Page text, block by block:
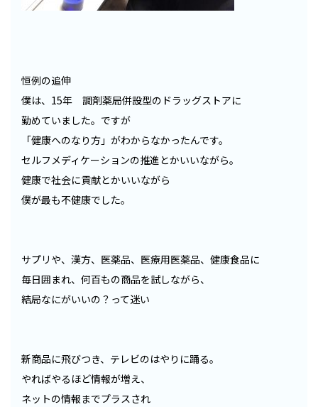
恒例の追伸
僕は、15年 調剤薬局併設型のドラッグストアに
勤めていました。ですが
「健康へのなり方」がわからなかったんです。
セルフメディケーションの推進とかいいながら。
健康で社会に貢献とかいいながら
僕が最も不健康でした。
サプリや、漢方、医薬品、医療用医薬品、健康食品に
毎日囲まれ、何百もの商品を試しながら、
結局なにがいいの？って迷い
新商品に飛びつき、テレビのはやりに踊る。
やればやるほど情報が増え、
ネットの情報までプラスされ